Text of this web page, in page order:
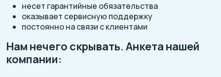
несет гарантийные обязательства
оказывает сервисную поддержку
постоянно на связи с клиентами
Нам нечего скрывать. Анкета нашей
компании: